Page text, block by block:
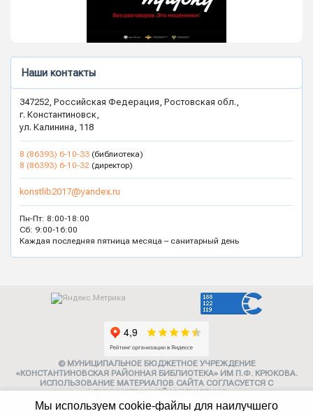
Наши контакты
347252, Российская Федерация, Ростовская обл.,
г. Константиновск,
ул. Калинина, 118
8 (86393) 6-10-33 (библиотека)
8 (86393) 6-10-32 (директор)
konstlib2017@yandex.ru
Пн-Пт: 8:00-18:00
Сб: 9:00-16:00
Каждая последняя пятница месяца – санитарный день
Мы используем cookie-файлы для наилучшего
© МУНИЦИПАЛЬНОЕ БЮДЖЕТНОЕ УЧРЕЖДЕНИЕ
«КОНСТАНТИНОВСКАЯ РАЙОННАЯ БИБЛИОТЕКА» ИМ П.Ф. КРЮКОВА.
ИСПОЛЬЗОВАНИЕ МАТЕРИАЛОВ САЙТА СОГЛАСУЕТСЯ С
АДМИНИСТРАЦИЕЙ УЧРЕЖДЕНИЯ